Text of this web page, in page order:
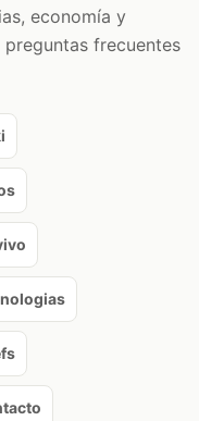
economía y
frecuentes